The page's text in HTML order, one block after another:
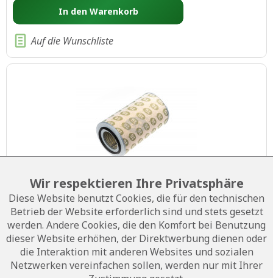
In den Warenkorb
Auf die Wunschliste
Luftfilter Modulare
agenitor, filius, patruus, avus 500plus
Artikel-Nr.:61014-05014
Wir respektieren Ihre Privatsphäre
Diese Website benutzt Cookies, die für den technischen
Betrieb der Website erforderlich sind und stets gesetzt
werden. Andere Cookies, die den Komfort bei Benutzung
dieser Website erhöhen, der Direktwerbung dienen oder
die Interaktion mit anderen Websites und sozialen
Netzwerken vereinfachen sollen, werden nur mit Ihrer